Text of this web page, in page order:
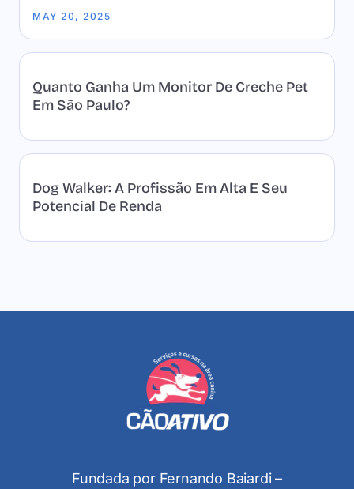
MAY 20, 2025
Quanto Ganha Um Monitor De Creche Pet
Em São Paulo?
Dog Walker: A Profissão Em Alta E Seu
Potencial De Renda
Fundada por Fernando Baiardi –